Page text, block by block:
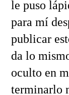
le puso
para mí
publicar
da lo
oculto en
terminarlo